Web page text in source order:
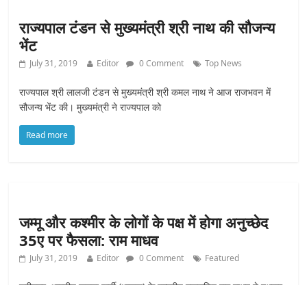
राज्यपाल टंडन से मुख्यमंत्री श्री नाथ की सौजन्य
भेंट
July 31, 2019 Editor 0 Comment Top News
राज्यपाल श्री लालजी टंडन से मुख्यमंत्री श्री कमल नाथ ने आज राजभवन में
सौजन्य भेंट की। मुख्यमंत्री ने राज्यपाल को
Read more
जम्मू और कश्मीर के लोगों के पक्ष में होगा अनुच्छेद
35ए पर फैसला: राम माधव
July 31, 2019 Editor 0 Comment Featured